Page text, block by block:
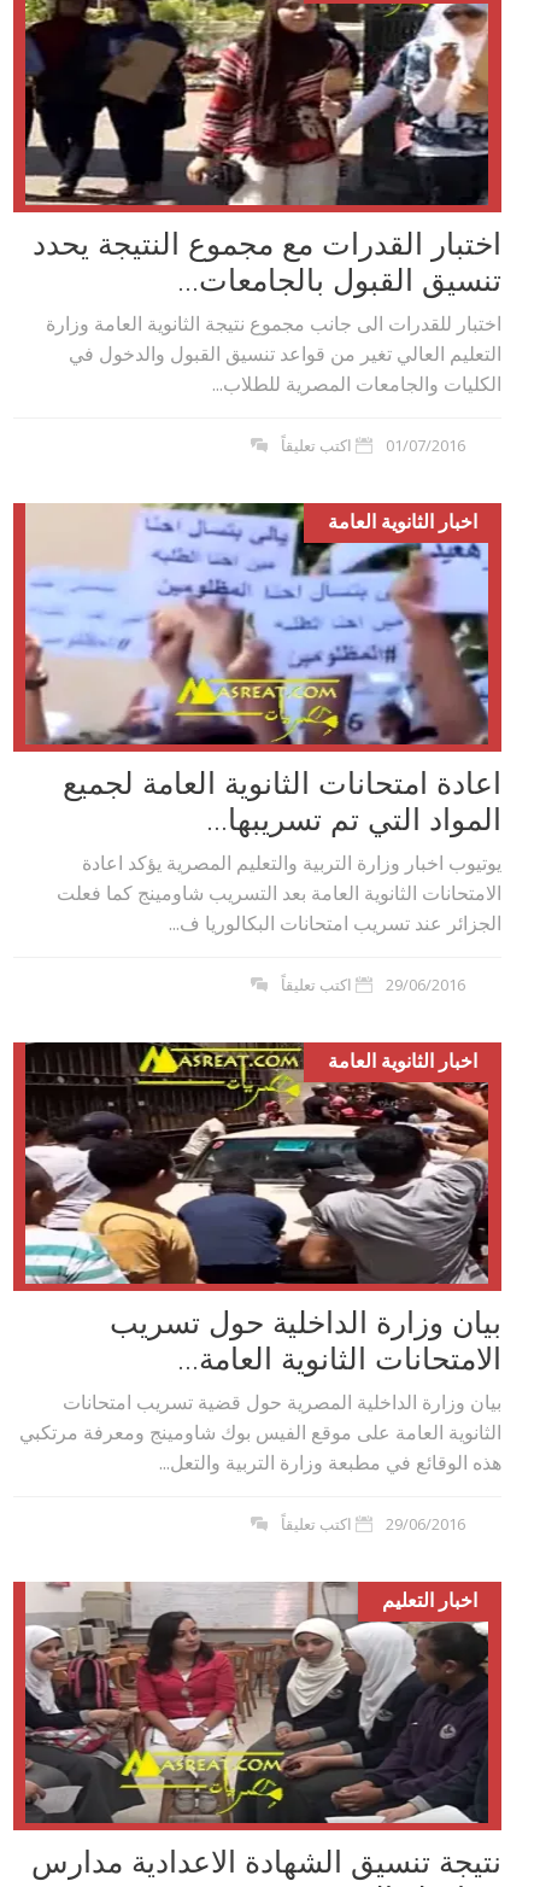
اختبار القدرات مع مجموع النتيجة يحدد
تنسيق القبول بالجامعات...
اختبار للقدرات الى جانب مجموع نتيجة الثانوية العامة وزارة
التعليم العالي تغير من قواعد تنسيق القبول والدخول في
الكليات والجامعات المصرية للطلاب...
01/07/2016 اكتب تعليقاً
اخبار الثانوية العامة
اعادة امتحانات الثانوية العامة لجميع
المواد التي تم تسريبها...
يوتيوب اخبار وزارة التربية والتعليم المصرية يؤكد اعادة
الامتحانات الثانوية العامة بعد التسريب شاومينج كما فعلت
الجزائر عند تسريب امتحانات البكالوريا ف...
29/06/2016 اكتب تعليقاً
اخبار الثانوية العامة
بيان وزارة الداخلية حول تسريب
الامتحانات الثانوية العامة...
بيان وزارة الداخلية المصرية حول قضية تسريب امتحانات
الثانوية العامة على موقع الفيس بوك شاومينج ومعرفة مرتكبي
هذه الوقائع في مطبعة وزارة التربية والتعل...
29/06/2016 اكتب تعليقاً
اخبار التعليم
نتيجة تنسيق الشهادة الاعدادية مدارس